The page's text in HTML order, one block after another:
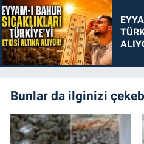
Bunlar da ilginizi